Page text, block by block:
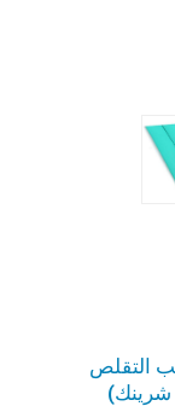
التقلص
شرينك)